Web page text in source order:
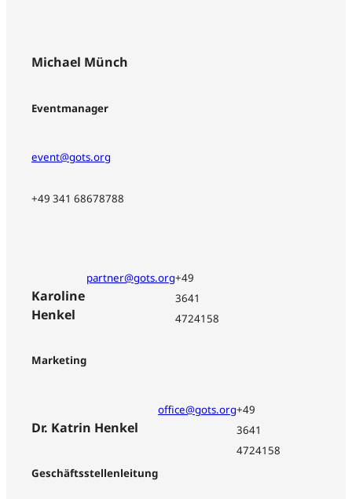
Michael Münch
Eventmanager
event@gots.org
+49 341 68678788
Karoline
Henkel
Marketing
partner@gots.org+49
3641
4724158
Dr. Katrin Henkel
Geschäftsstellenleitung
office@gots.org+49
3641
4724158